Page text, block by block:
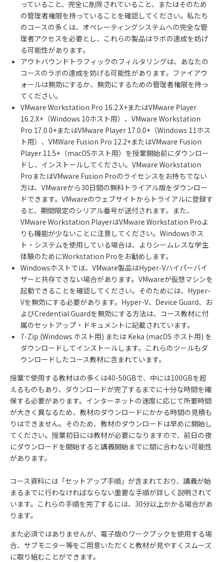
っていること、完全に削除されていること、またはそのため
の管理者権限を持っていることを確認してください。私たち
のコースの多くは、オペレーティングシステムへの完全な管
理者アクセスを必要とし、これらの製品はラボの達成を妨げ
る可能性があります。
アウトバウンドトラフィックのフィルタリングは、あなたの
コースのラボの達成を妨げる可能性があります。ファイアウ
ォールは無効にするか、無効にするための管理者権限を持っ
てください。
VMware Workstation Pro 16.2.X+またはVMware Player
16.2.X+（Windows 10ホスト用）、VMware Workstation
Pro 17.0.0+またはVMware Player 17.0.0+（Windows 11ホス
ト用）、VMWare Fusion Pro 12.2+またはVMware Fusion
Player 11.5+（macOSホスト用）を授業開始前にダウンロー
ドし、インストールしてください。VMware Workstation
ProまたはVMware Fusion Proのライセンスをお持ちでない
方は、VMwareから30日間の無料トライアル版をダウンロー
ドできます。VMwareのウェブサイトからトライアルに登録す
ると、期間限定のシリアル番号が送付されます。また、
VMware Workstation PlayerはVMware Workstation Proよ
りも機能が少ないことに注意してください。Windowsホス
ト・システムを使用している場合は、よりシームレスな学生
体験のためにWorkstation Proをお勧めします。
Windowsホストでは、VMware製品はHyper-Vハイパーバイ
ザーと共存できない場合があります。VMwareが仮想マシンを
起動できることを確認してください。そのためには、Hyper-
Vを無効にする必要があります。Hyper-V、Device Guard、お
よびCredential Guardを無効にする方法は、コース教材に付
属のセットアップ・ドキュメントに記載されています。
7-Zip (Windows ホスト用) または Keka (macOS ホスト用) を
ダウンロードしてインストールします。これらのツールもダ
ウンロードしたコース教材に含まれています。
授業で使用する教材はの多くは40-50GBで、中には100GBを超
えるものもあり、ダウンロードが完了するまでに十分な時間を確
保する必要があります。インターネットの速度に応じて所要時間
が大きく異なるため、教材のダウンロードにかかる時間の見積も
りはできません。そのため、教材のダウンロードは早めに開始し
てください。授業初日には教材が必要になりますので、前日の夜
にダウンロードを開始すると講義開始までに間に合わない可能性
があります。
コース資料には「セットアップ手順」が含まれており、講義が始
まるまでに行わなければならない重要な手順が詳しく説明されて
います。これらの手順を完了するには、30分以上かかる場合があ
ります。
また必須ではありませんが、電子版のワークブックを使用する場
合、サブモニター等をご用意いただくと教材が見やすくスムーズ
に取り組むことができます。